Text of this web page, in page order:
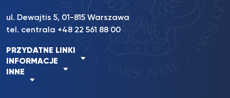
ul. Dewajtis 5, 01-815 Warszawa
tel. centrala +48 22 561 88 00
PRZYDATNE LINKI
INFORMACJE
INNE